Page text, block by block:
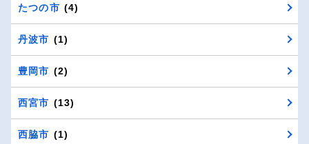
たつの市 (4)
丹波市 (1)
豊岡市 (2)
西宮市 (13)
西脇市 (1)